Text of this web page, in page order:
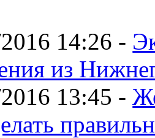
14:26 -
из
13:45 -